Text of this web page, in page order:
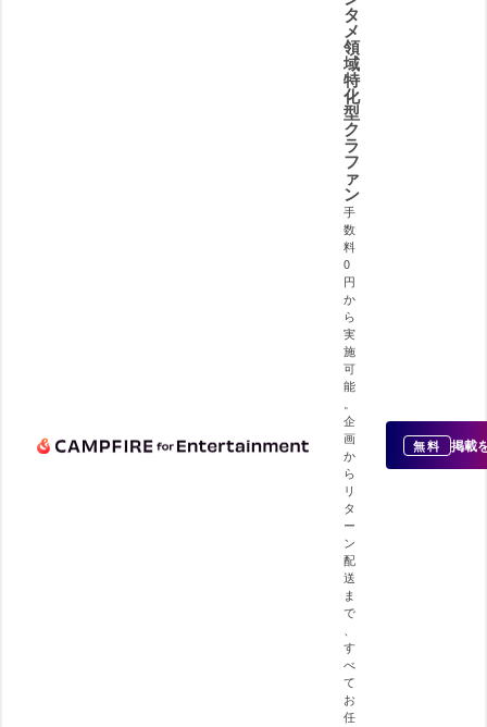
タ
メ
領
域
特
化
型
ク
ラ
フ
ァ
ン
手
数
料
0
円
か
ら
実
施
可
能
。
企
画
か
ら
リ
タ
ー
ン
配
送
ま
で
、
す
べ
て
お
任
無料 掲載